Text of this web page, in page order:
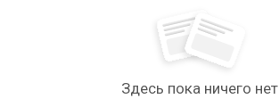
Здесь пока ничего нет